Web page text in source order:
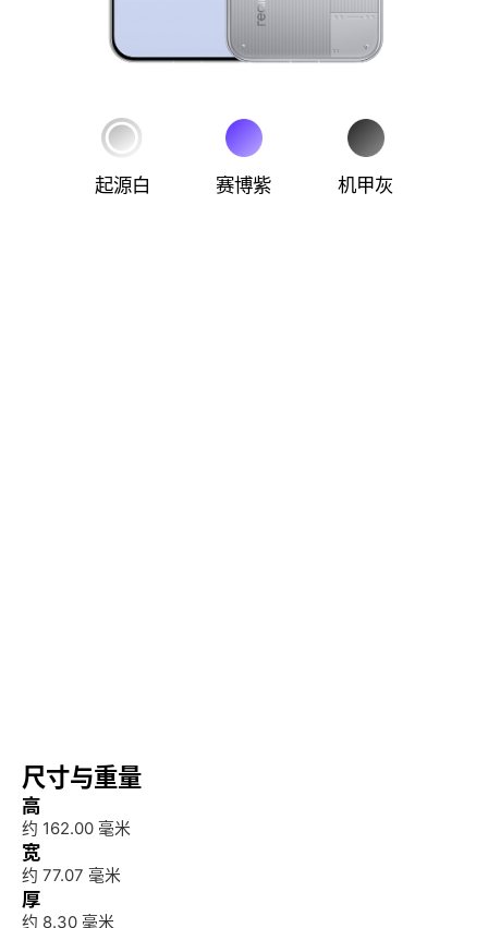
起源白 赛博紫 机甲灰
尺寸与重量
高
约 162.00 毫米
宽
约 77.07 毫米
厚
约 8.30 毫米